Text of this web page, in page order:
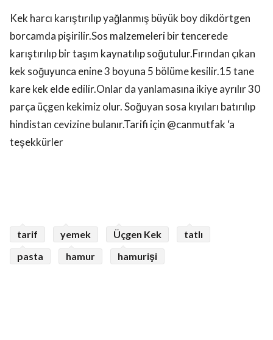
Kek harcı karıştırılıp yağlanmış büyük boy dikdörtgen
borcamda pişirilir.Sos malzemeleri bir tencerede
karıştırılıp bir taşım kaynatılıp soğutulur.Fırından çıkan
kek soğuyunca enine 3 boyuna 5 bölüme kesilir.15 tane
kare kek elde edilir.Onlar da yanlamasına ikiye ayrılır 30
parça üçgen kekimiz olur. Soğuyan sosa kıyıları batırılıp
hindistan cevizine bulanır.Tarifi için @canmutfak ‘a
teşekkürler
tarif yemek Üçgen Kek
tatlı
pasta
hamur hamurişi